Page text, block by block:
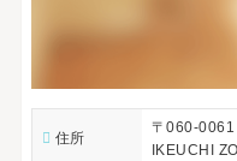
住所
〒060-0061
IKEUCHI